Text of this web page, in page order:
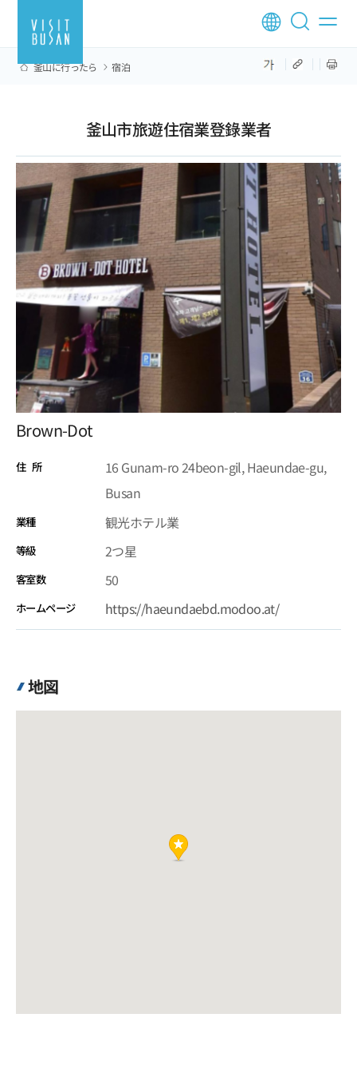
釜山に行ったら 宿泊
釜山市旅遊住宿業登錄業者
Brown-Dot
住 所
16 Gunam-ro 24beon-gil, Haeundae-gu,
Busan
業種 観光ホテル業
等級 2つ星
客室数 50
ホームページ https://haeundaebd.modoo.at/
地図